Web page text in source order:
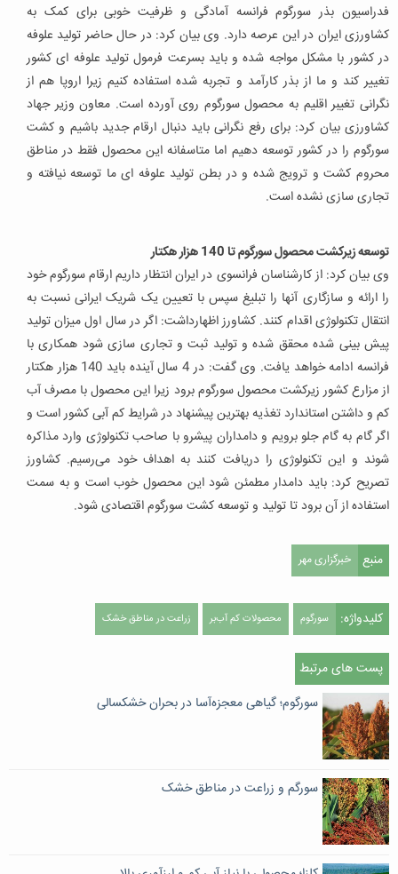
فدراسیون بذر سورگوم فرانسه آمادگی و ظرفیت خوبی برای کمک به
کشاورزی ایران در این عرصه دارد. وی بیان کرد: در حال حاضر تولید علوفه
در کشور با مشکل مواجه شده و باید بسرعت فرمول تولید علوفه ای کشور
تغییر کند و ما از بذر کارآمد و تجربه شده استفاده کنیم زیرا اروپا هم از
نگرانی تغیبر اقلیم به محصول سورگوم روی آورده است. معاون وزیر جهاد
کشاورزی بیان کرد: برای رفع نگرانی باید دنبال ارقام جدید باشیم و کشت
سورگوم را در کشور توسعه دهیم اما متاسفانه این محصول فقط در مناطق
محروم کشت و ترویج شده و در بطن تولید علوفه ای ما توسعه نیافته و
تجاری سازی نشده است.
توسعه زیرکشت محصول سورگوم تا 140 هزار هکتار
وی بیان کرد: از کارشناسان فرانسوی در ایران انتظار داریم ارقام سورگوم خود
را ارائه و سازگاری آنها را تبلیغ سپس با تعیین یک شریک ایرانی نسبت به
انتقال تکنولوژی اقدام کنند. کشاورز اظهارداشت: اگر در سال اول میزان تولید
پیش بینی شده محقق شده و تولید ثبت و تجاری سازی شود همکاری با
فرانسه ادامه خواهد یافت. وی گفت: در 4 سال آینده باید 140 هزار هکتار
از مزارع کشور زیرکشت محصول سورگوم برود زیرا این محصول با مصرف آب
کم و داشتن استاندارد تغذیه بهترین پیشنهاد در شرایط کم آبی کشور است و
اگر گام به گام جلو برویم و دامداران پیشرو با صاحب تکنولوژی وارد مذاکره
شوند و این تکنولوژی را دریافت کنند به اهداف خود می‌رسیم. کشاورز
تصریح کرد: باید دامدار مطمئن شود این محصول خوب است و به سمت
استفاده از آن برود تا تولید و توسعه کشت سورگوم اقتصادی شود.
منبع خبرگزاری مهر
کلیدواژه: سورگوم محصولات کم آب‌بر زراعت در مناطق خشک
پست های مرتبط
سورگوم؛ گیاهی معجزه‌آسا در بحران خشکسالی
سورگم و زراعت در مناطق خشک